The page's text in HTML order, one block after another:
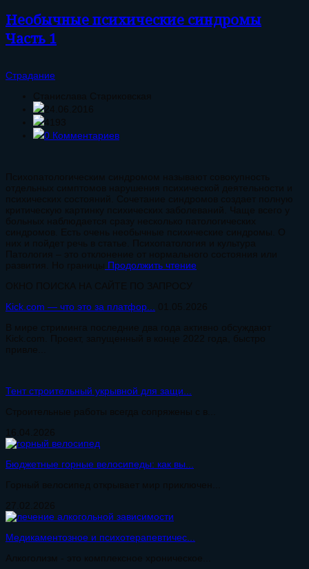
Необычные психические синдромы
Часть 1
Страдание
Станислава Стариковская
24.06.2016
4193
0 Комментариев
Психопатологическим синдромом называют совокупность
отдельных симптомов нарушения психической деятельности и
психических состояний. Сочетание синдромов создает полную
критическую картинку психических заболеваний. Чаще всего у
больных наблюдается сразу несколько патологических
синдромов. Есть очень необычные психические синдромы. О
них и пойдет речь в статье. Психопатология и культура
Патология – это отклонение от нормального состояния или
развития. Но границы
Продолжить чтение
ОКНО ПОИСКА НА САЙТЕ ПО ЗАПРОСУ
Kick.com — что это за платфор... 01.05.2026
В мире стриминга последние два года активно обсуждают
Kick.com. Проект, запущенный в конце 2022 года, быстро
привле...
Тент строительный укрывной для защи...
Строительные работы всегда сопряжены с в...
16.04.2026
Бюджетные горные велосипеды: как вы...
Горный велосипед открывает мир приключен...
27.02.2026
Медикаментозное и психотерапевтичес...
Алкоголизм - это комплексное хроническое...